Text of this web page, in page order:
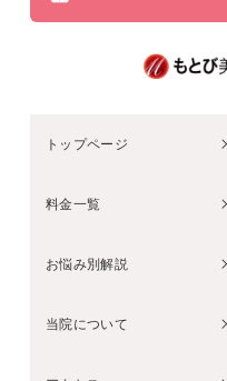
トップページ
料金一覧
お悩み別解説
当院について